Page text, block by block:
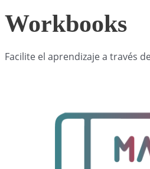
Workbooks
Facilite el aprendizaje a través